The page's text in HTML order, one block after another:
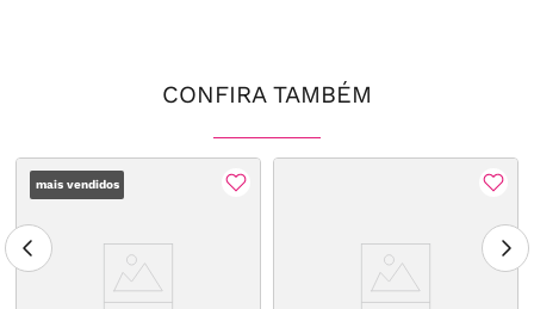
CONFIRA TAMBÉM
mais vendidos